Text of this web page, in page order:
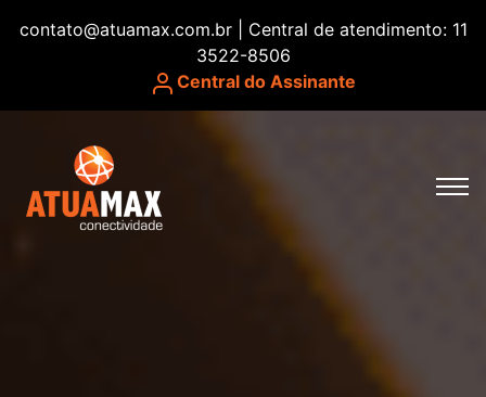
contato@atuamax.com.br | Central de atendimento: 11
3522-8506
Central do Assinante